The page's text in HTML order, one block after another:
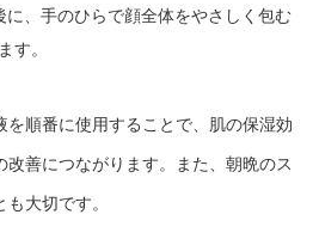
、手のひらで顔全体をやさしく包む
す。
を順番に使用することで、肌の保湿効
善につながります。また、朝晩のス
大切です。